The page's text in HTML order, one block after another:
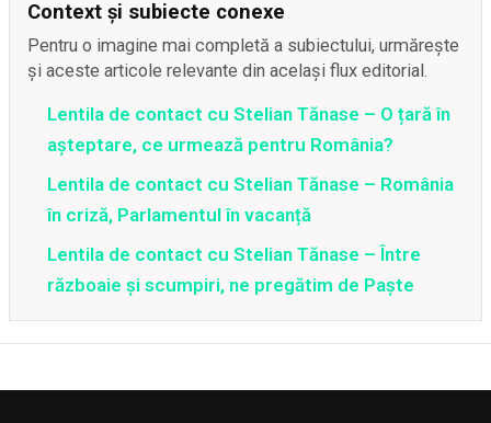
Context și subiecte conexe
Pentru o imagine mai completă a subiectului, urmărește
și aceste articole relevante din același flux editorial.
Lentila de contact cu Stelian Tănase – O țară în
așteptare, ce urmează pentru România?
Lentila de contact cu Stelian Tănase – România
în criză, Parlamentul în vacanță
Lentila de contact cu Stelian Tănase – Între
războaie și scumpiri, ne pregătim de Paște